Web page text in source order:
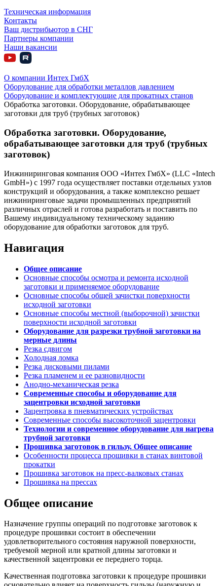
Техническая информация
Контакты
Ваш дистрибьютор в СНГ
Партнеры компании
Наши вакансии
О компании Интех ГмбХ
Оборудование для обработки металлов давлением
Оборудование и комплектующие для прокатных станов
Обработка заготовки. Оборудование, обрабатывающее
заготовки для труб (трубных заготовок)
Обработка заготовки. Оборудование,
обрабатывающее заготовки для труб (трубных
заготовок)
Инжиниринговая компания ООО «Интех ГмбХ» (LLC «Intech
GmbH») с 1997 года осуществляет поставки отдельных узлов
конструкций и оборудования, а также комплексно решает
инжиниринговые задачи промышленных предприятий
различных отраслей и готова разработать и поставить по
Вашему индивидуальному техническому заданию
оборудование для обработки заготовок для труб.
Навигация
Общее описание
Основные способы осмотра и ремонта исходной
заготовки и применяемое оборудование
Основные способы общей зачистки поверхности
исходной заготовки
Основные способы местной (выборочной) зачистки
поверхности исходной заготовки
Оборудование для разрезки трубной заготовки на
мерные длины
Резка сдвигом
Холодная ломка
Резка дисковыми пилами
Резка пламенем и ее разновидности
Анодно-механическая резка
Современные способы и оборудование для
зацентровки исходной заготовки
Зацентровка в пневматических устройствах
Современные способы высокоточной зацентровки
Технологии и современное оборудование для нагрева
трубной заготовки
Прошивка заготовок в гильзу. Общее описание
Особенности процесса прошивки в станах винтовой
прокатки
Прошивка заготовок на пресс-валковых станах
Прошивка на прессах
Общее описание
Назначение группы операций по подготовке заготовок к
процедуре прошивки состоит в обеспечении
удовлетворительного состояния наружной поверхности,
требуемой мерной или кратной длины заготовки и
качественной зацентровки ее переднего торца.
Качественная подготовка заготовки к процедуре прошивки